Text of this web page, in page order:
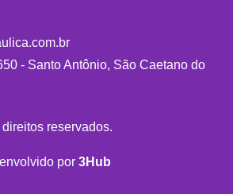
- Santo Antônio, São Caetano do
reservados.
por 3Hub